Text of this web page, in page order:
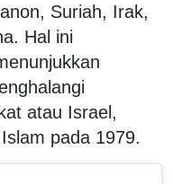
Suriah, Irak,
Hal ini
atau Israel,
pada 1979.